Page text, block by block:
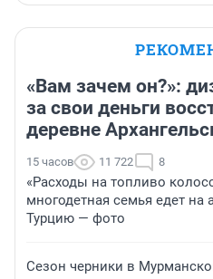
«Вам зачем он?»:
за свои деньги
деревне
15 часов 11 722 8
«Расходы на топливо
многодетная семья едет на
Турцию — фото
Сезон черники в